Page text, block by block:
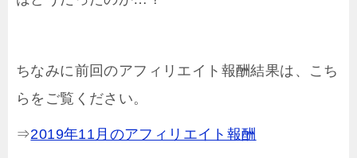
ちなみに前回のアフィリエイト報酬結果は、こち
らをご覧ください。
⇒2019年11月のアフィリエイト報酬